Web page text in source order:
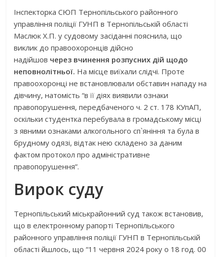
Інспекторка СЮП Тернопільського районного
управління поліції ГУНП в Тернопільській області
Маслюк Х.П. у судовому засіданні пояснила, що
виклик до правоохоронців дійсно
надійшов через вчинення розпусних дій щодо
неповнолітньої. На місце виїхали слідчі. Проте
правоохоронці не встановлювали обставин нападу на
дівчину, натомість “в її діях виявили ознаки
правопорушення, передбаченого ч. 2 ст. 178 КУпАП,
оскільки студентка перебувала в громадському місці
з явними ознаками алкогольного сп`яніння та була в
брудному одязі, відтак нею складено за даним
фактом протокол про адміністративне
правопорушення”.
Вирок суду
Тернопільський міськрайонний суд також встановив,
що в електронному рапорті Тернопільського
районного управління поліції ГУНП в Тернопільській
області йшлось, що “11 червня 2024 року о 18 год. 00